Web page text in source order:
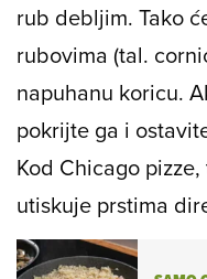
rub debljim. Tako
rubovima (tal.
napuhanu koricu.
pokrijte ga i
Kod Chicago
utiskuje prstima